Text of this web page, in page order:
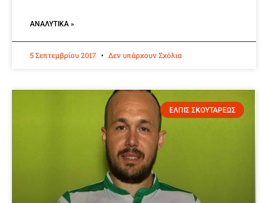
ΑΝΑΛΥΤΙΚΆ »
5 Σεπτεμβρίου 2017 Δεν υπάρχουν Σχόλια
ΕΛΠΙΣ ΣΚΟΥΤΑΡΕΩΣ